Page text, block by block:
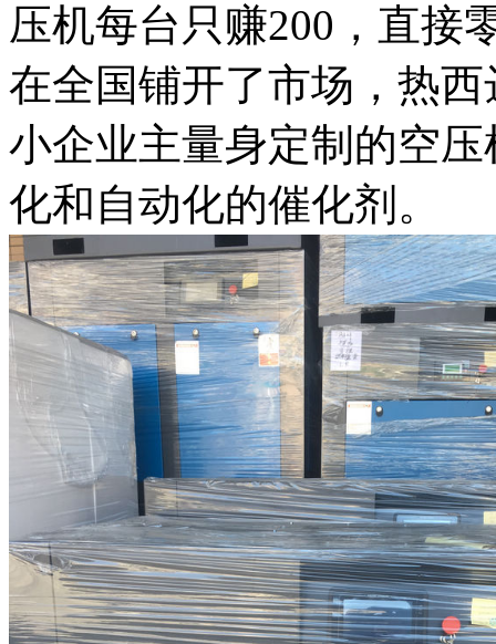
压机每台只赚200，直接
在全国铺开了市场，热
小企业主量身定制的空
化和自动化的催化剂。